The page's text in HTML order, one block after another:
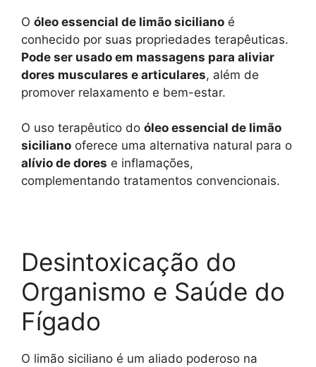
O óleo essencial de limão siciliano é
conhecido por suas propriedades terapêuticas.
Pode ser usado em massagens para aliviar
dores musculares e articulares, além de
promover relaxamento e bem-estar.
O uso terapêutico do óleo essencial de limão
siciliano oferece uma alternativa natural para o
alívio de dores e inflamações,
complementando tratamentos convencionais.
Desintoxicação do
Organismo e Saúde do
Fígado
O limão siciliano é um aliado poderoso na